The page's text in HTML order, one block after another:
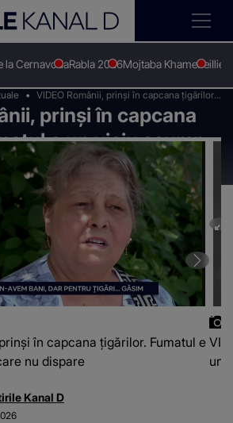
la CernavodaRabla 2026Mojtaba KhameneiIlie
VIDEO Românii, prinși în capcana țigărilor.
Fumatul e un viciu scump, care nu dispare
prinși în capcana
e un viciu scump,
în capcana țigărilor. Fumatul e
nu dispare
un
Kanal D